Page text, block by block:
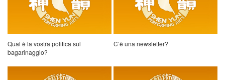
Qual è la vostra politica sul
bagarinaggio?
C’è una newsletter?